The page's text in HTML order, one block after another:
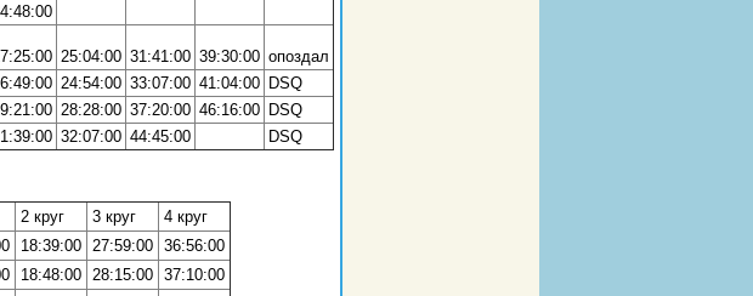
25:04:00 31:41:00 39:30:00 опоздал
24:54:00 33:07:00 41:04:00
DSQ
28:28:00 37:20:00 46:16:00
DSQ
32:07:00 44:45:00 DSQ
2 круг 3 круг
4 круг
18:39:00 27:59:00
36:56:00
18:48:00 28:15:00
37:10:00